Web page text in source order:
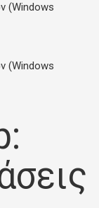
(Windows
(Windows